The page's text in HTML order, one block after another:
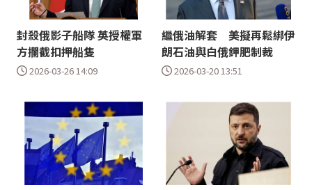
封殺俄影子船隊 英授權軍
方攔截扣押船隻
2026-03-26 14:09
繼俄油解套 美擬再鬆綁伊
朗石油與白俄鉀肥制裁
2026-03-20 13:51